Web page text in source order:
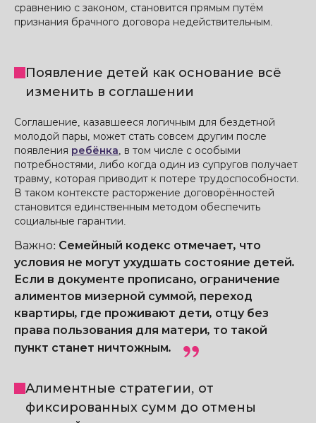
сравнению с законом, становится прямым путём
признания брачного договора недействительным.
Появление детей как основание всё
изменить в соглашении
Соглашение, казавшееся логичным для бездетной
молодой пары, может стать совсем другим после
появления ребёнка , в том числе с особыми
потребностями, либо когда один из супругов получает
травму, которая приводит к потере трудоспособности.
В таком контексте расторжение договорённостей
становится единственным методом обеспечить
социальные гарантии.
Важно: Семейный кодекс отмечает, что
условия не могут ухудшать состояние детей.
Если в документе прописано, ограничение
алиментов мизерной суммой, переход
квартиры, где проживают дети, отцу без
права пользования для матери, то такой
пункт станет ничтожным.
Алиментные стратегии, от
фиксированных сумм до отмены